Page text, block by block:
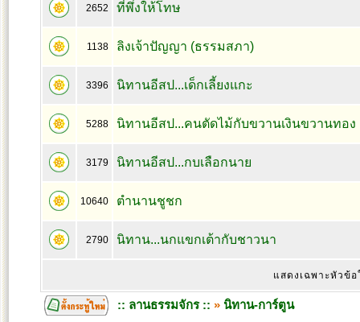
2652 ที่พึ่งให้โทษ
1138 ลิงเจ้าปัญญา (ธรรมสภา)
3396 นิทานอีสป...เด็กเลี้ยงแกะ
5288 นิทานอีสป...คนตัดไม้กับขวานเงินขวานทอง
3179 นิทานอีสป...กบเลือกนาย
10640 ตำนานชูชก
2790 นิทาน...นกแขกเต้ากับชาวนา
แสดงเฉพาะหัวข้อ
:: ลานธรรมจักร :: » นิทาน-การ์ตูน